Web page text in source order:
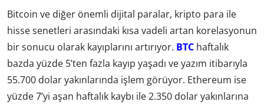
Bitcoin ve diğer önemli dijital paralar, kripto para ile
hisse senetleri arasındaki kısa vadeli artan korelasyonun
bir sonucu olarak kayıplarını artırıyor. BTC haftalık
bazda yüzde 5’ten fazla kayıp yaşadı ve yazım itibarıyla
55.700 dolar yakınlarında işlem görüyor. Ethereum ise
yüzde 7’yi aşan haftalık kaybı ile 2.350 dolar yakınlarına